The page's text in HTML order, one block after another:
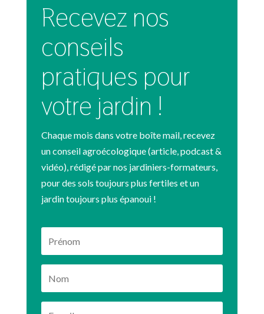
Recevez nos
conseils
pratiques pour
votre jardin !
Chaque mois dans votre boîte mail, recevez
un conseil agroécologique (article, podcast &
vidéo), rédigé par nos jardiniers-formateurs,
pour des sols toujours plus fertiles et un
jardin toujours plus épanoui !